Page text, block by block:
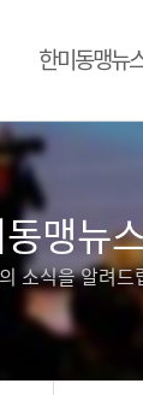
한미동맹뉴
맹뉴
소식을 알려드